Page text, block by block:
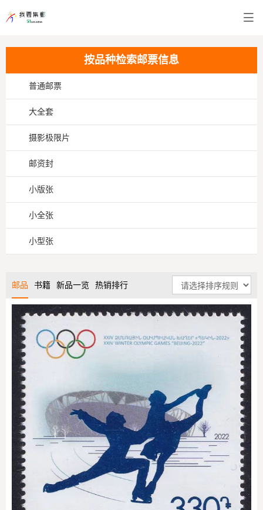
按品种检索邮票信息
普通邮票
大全套
摄影极限片
邮资封
小版张
小全张
小型张
邮品 书籍 新品一览 热销排行